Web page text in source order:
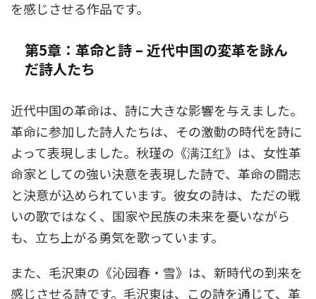
を感じさせる作品です。
第5章：革命と詩 – 近代中国の変革を詠ん
だ詩人たち
近代中国の革命は、詩に大きな影響を与えました。
革命に参加した詩人たちは、その激動の時代を詩に
よって表現しました。秋瑾の《满江红》は、女性革
命家としての強い決意を表現した詩で、革命の闘志
と決意が込められています。彼女の詩は、ただの戦
いの歌ではなく、国家や民族の未来を憂いながら
も、立ち上がる勇気を歌っています。
また、毛沢東の《沁园春・雪》は、新時代の到来を
感じさせる詩です。毛沢東は、この詩を通じて、革